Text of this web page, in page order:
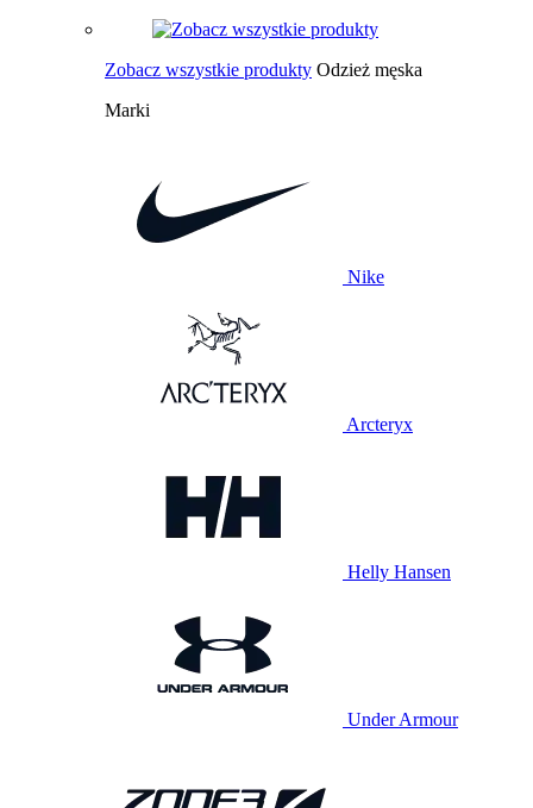
Zobacz wszystkie produkty Odzież męska
Marki
Nike
Arcteryx
Helly Hansen
Under Armour